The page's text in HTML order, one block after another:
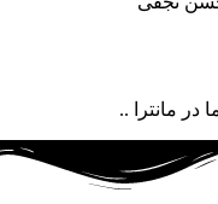
در مانترا ..